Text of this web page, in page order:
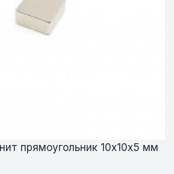
прямоугольник 10х10х5 мм